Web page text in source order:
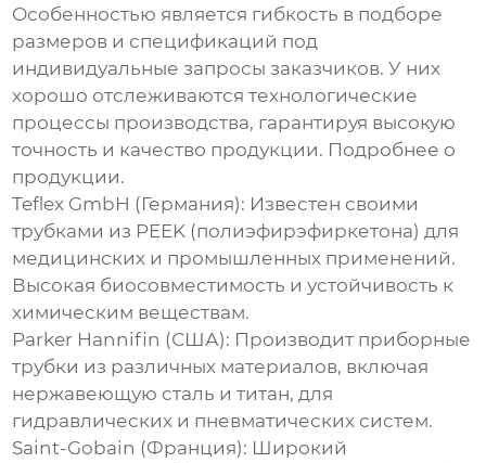
Особенностью является гибкость в подборе
размеров и спецификаций под
индивидуальные запросы заказчиков. У них
хорошо отслеживаются технологические
процессы производства, гарантируя высокую
точность и качество продукции. Подробнее о
продукции.
Teflex GmbH (Германия): Известен своими
трубками из PEEK (полиэфирэфиркетона) для
медицинских и промышленных применений.
Высокая биосовместимость и устойчивость к
химическим веществам.
Parker Hannifin (США): Производит приборные
трубки из различных материалов, включая
нержавеющую сталь и титан, для
гидравлических и пневматических систем.
Saint-Gobain (Франция): Широкий